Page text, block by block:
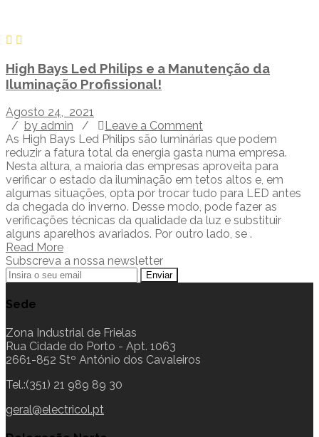
High Bays Led Philips e a Manutenção da
Iluminação Profissional!
Agosto 24, 2021
/ by admin /
Leave a Comment
As High Bays Led Philips são luminárias que podem
reduzir a fatura total da energia gasta numa empresa.
Nesta altura, a maioria das empresas aproveita para
verificar o estado da iluminação em tetos altos e, em
algumas situações, opta por trocar tudo para LED antes
da chegada do inverno. Desse modo, pode fazer as
verificações técnicas da qualidade da luz e substituir
alguns aparelhos avariados. Por outro lado, se .
Read More
Subscreva a nossa newsletter
Sede
Zona Industrial de Frielas
Rua Cidade do Porto - Apt. 1063
2661-852 Stº António dos Cavaleiros
Tel.:(351) 21 989 89 30
geral@electricol.pt